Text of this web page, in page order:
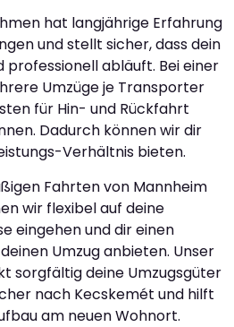
hat langjährige Erfahrung
und stellt sicher, dass dein
professionell abläuft. Bei einer
Umzüge je Transporter
für Hin- und Rückfahrt
Dadurch können wir dir
Verhältnis bieten.
Fahrten von Mannheim
wir flexibel auf deine
eingehen und dir einen
Umzug anbieten. Unser
sorgfältig deine Umzugsgüter
nach Kecskemét und hilft
am neuen Wohnort.